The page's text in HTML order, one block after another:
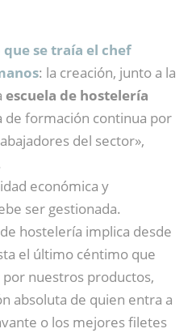
que se traía el chef
: la creación, junto a la
escuela de hostelería
de formación continua por
del sector»,
económica y
ser gestionada.
hostelería implica desde
el último céntimo que
nuestros productos,
absoluta de quien entra a
o los mejores filetes